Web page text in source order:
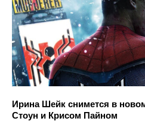
Ирина Шейк снимется в
Стоун и Крисом Пайном